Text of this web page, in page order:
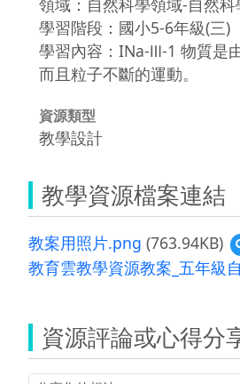
學習階段：國小5-6年級(三)
學習內容：INa-Ⅲ-1 物質是
而且粒子不斷的運動。
資源類型
教學設計
教學資源檔案連結
教案用照片.png (763.94KB)
教育雲教學資源教案_五年級
資源評論或心得分